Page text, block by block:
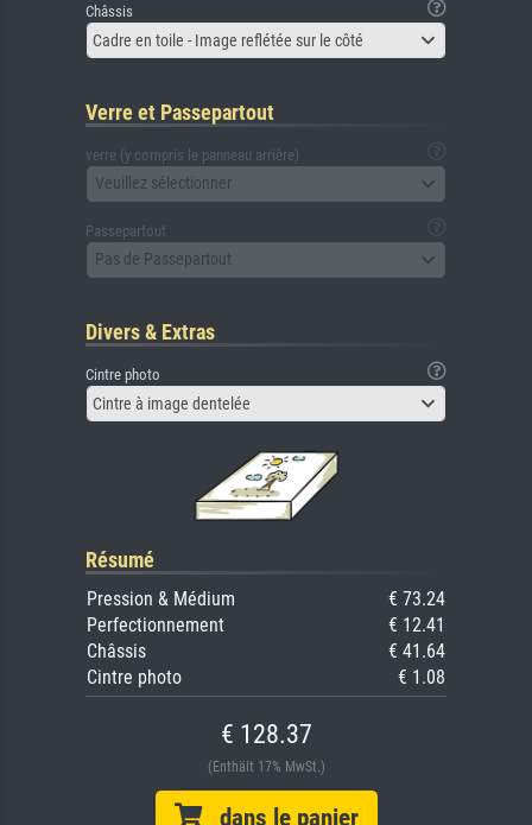
Châssis
Cadre en toile - Image reflétée sur le côté
Verre et Passepartout
verre (y compris le panneau arrière)
Veuillez sélectionner
Passepartout
Pas de Passepartout
Divers & Extras
Cintre photo
Cintre à image dentelée
Résumé
Pression & Médium
€ 73.24
Perfectionnement
€ 12.41
Châssis
€ 41.64
Cintre photo
€ 1.08
€ 128.37
(Enthält 17% MwSt.)
dans le panier